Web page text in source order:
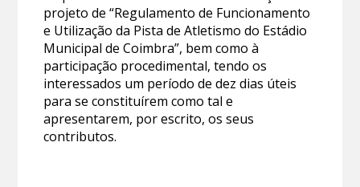
projeto de “Regulamento de Funcionamento
e Utilização da Pista de Atletismo do Estádio
Municipal de Coimbra”, bem como à
participação procedimental, tendo os
interessados um período de dez dias úteis
para se constituírem como tal e
apresentarem, por escrito, os seus
contributos.